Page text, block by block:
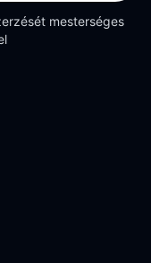
mesterséges